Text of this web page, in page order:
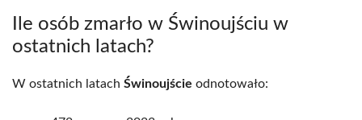
Ile osób zmarło w Świnoujściu w
ostatnich latach?
W ostatnich latach Świnoujście odnotowało: